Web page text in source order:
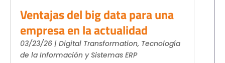
Ventajas del big data para una
empresa en la actualidad
03/23/26 | Digital Transformation, Tecnología
de la Información y Sistemas ERP